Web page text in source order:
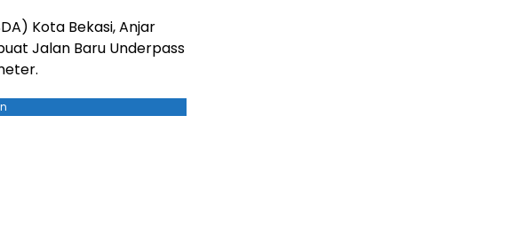
Kota Bekasi, Anjar
Jalan Baru Underpass